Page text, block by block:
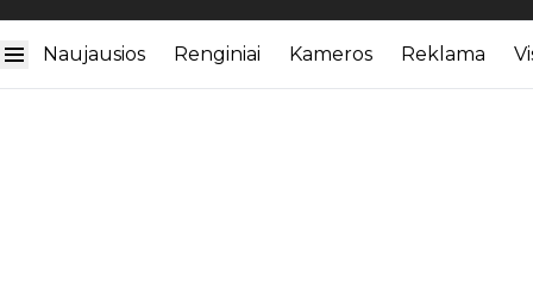
Naujausios Renginiai Kameros Reklama